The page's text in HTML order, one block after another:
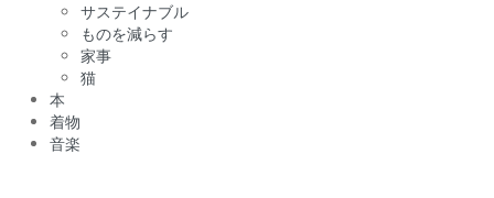
サステイナブル
ものを減らす
家事
猫
本
着物
音楽